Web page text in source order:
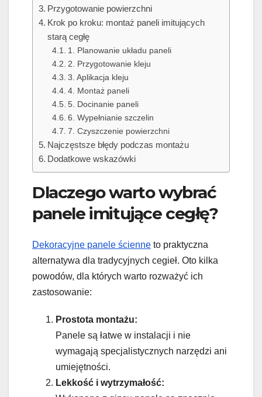
Przygotowanie powierzchni
Krok po kroku: montaż paneli imitujących
starą cegłę
1. Planowanie układu paneli
2. Przygotowanie kleju
3. Aplikacja kleju
4. Montaż paneli
5. Docinanie paneli
6. Wypełnianie szczelin
7. Czyszczenie powierzchni
Najczęstsze błędy podczas montażu
Dodatkowe wskazówki
Dlaczego warto wybrać
panele imitujące cegłę?
Dekoracyjne panele ścienne to praktyczna
alternatywa dla tradycyjnych cegieł. Oto kilka
powodów, dla których warto rozważyć ich
zastosowanie:
Prostota montażu:
Panele są łatwe w instalacji i nie
wymagają specjalistycznych narzędzi ani
umiejętności.
Lekkość i wytrzymałość: